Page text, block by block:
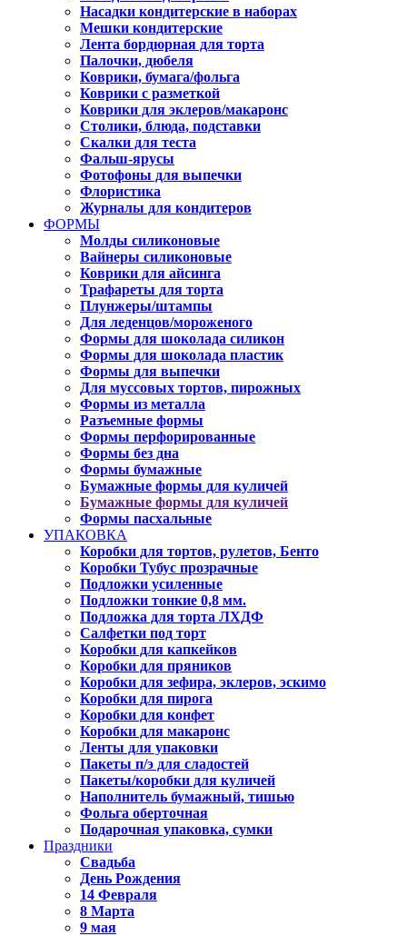
Насадки кондитерские в наборах
Мешки кондитерские
Лента бордюрная для торта
Палочки, дюбеля
Коврики, бумага/фольга
Коврики с разметкой
Коврики для эклеров/макаронс
Столики, блюда, подставки
Скалки для теста
Фальш-ярусы
Фотофоны для выпечки
Флористика
Журналы для кондитеров
ФОРМЫ
Молды силиконовые
Вайнеры силиконовые
Коврики для айсинга
Трафареты для торта
Плунжеры/штампы
Для леденцов/мороженого
Формы для шоколада силикон
Формы для шоколада пластик
Формы для выпечки
Для муссовых тортов, пирожных
Формы из металла
Разъемные формы
Формы перфорированные
Формы без дна
Формы бумажные
Бумажные формы для куличей
Бумажные формы для куличей
Формы пасхальные
УПАКОВКА
Коробки для тортов, рулетов, Бенто
Коробки Тубус прозрачные
Подложки усиленные
Подложки тонкие 0,8 мм.
Подложка для торта ЛХДФ
Салфетки под торт
Коробки для капкейков
Коробки для пряников
Коробки для зефира, эклеров, эскимо
Коробки для пирога
Коробки для конфет
Коробки для макаронс
Ленты для упаковки
Пакеты п/э для сладостей
Пакеты/коробки для куличей
Наполнитель бумажный, тишью
Фольга оберточная
Подарочная упаковка, сумки
Праздники
Свадьба
День Рождения
14 Февраля
8 Марта
9 мая